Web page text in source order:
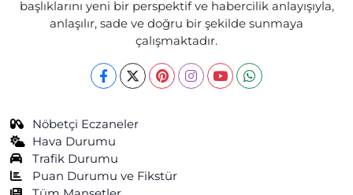
başlıklarını yeni bir perspektif ve habercilik anlayışıyla,
anlaşılır, sade ve doğru bir şekilde sunmaya
çalışmaktadır.
Nöbetçi Eczaneler
Hava Durumu
Trafik Durumu
Puan Durumu ve Fikstür